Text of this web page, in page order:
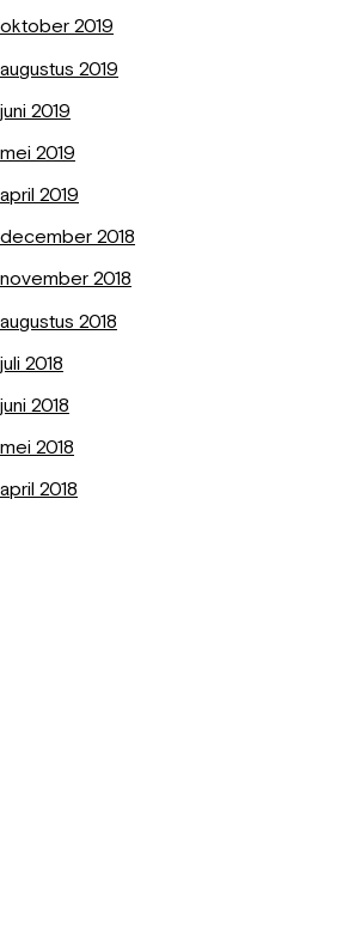
oktober 2019
augustus 2019
juni 2019
mei 2019
april 2019
december 2018
november 2018
augustus 2018
juli 2018
juni 2018
mei 2018
april 2018